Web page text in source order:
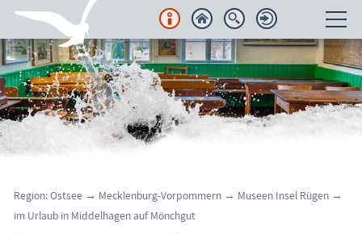
Unterkünfte
Regionales
Urlaubsorte
Karten
Region: Ostsee → Mecklenburg-Vorpommern → Museen Insel Rügen →
im Urlaub in Middelhagen auf Mönchgut